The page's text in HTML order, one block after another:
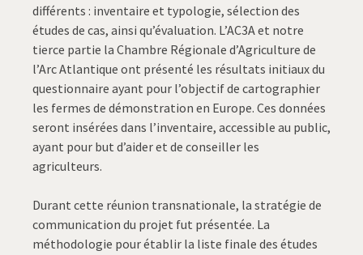
différents : inventaire et typologie, sélection des
études de cas, ainsi qu’évaluation. L’AC3A et notre
tierce partie la Chambre Régionale d’Agriculture de
l’Arc Atlantique ont présenté les résultats initiaux du
questionnaire ayant pour l’objectif de cartographier
les fermes de démonstration en Europe. Ces données
seront insérées dans l’inventaire, accessible au public,
ayant pour but d’aider et de conseiller les
agriculteurs.
Durant cette réunion transnationale, la stratégie de
communication du projet fut présentée. La
méthodologie pour établir la liste finale des études